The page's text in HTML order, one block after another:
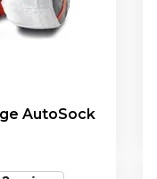
AutoSock